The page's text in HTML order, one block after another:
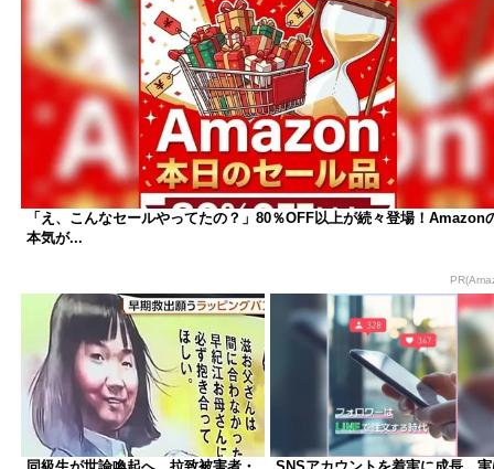
「え、こんなセールやってたの？」80％OFF以上が続々登場！Amazon
本気が...